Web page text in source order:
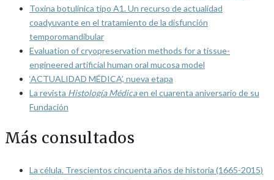
Toxina botulínica tipo A1. Un recurso de actualidad
coadyuvante en el tratamiento de la disfunción
temporomandibular
Evaluation of cryopreservation methods for a tissue-
engineered artificial human oral mucosa model
‘ACTUALIDAD MÉDICA’, nueva etapa
La revista Histología Médicaen el cuarenta aniversario de su
Fundación
Más consultados
La célula. Trescientos cincuenta años de historia (1665-2015)